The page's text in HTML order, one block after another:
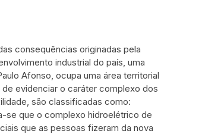
consequências originadas pela
industrial do país, uma
Afonso, ocupa uma área territorial
de evidenciar o caráter complexo dos
são classificadas como:
se que o complexo hidroelétrico de
que as pessoas fizeram da nova